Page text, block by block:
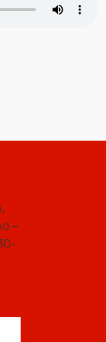
–